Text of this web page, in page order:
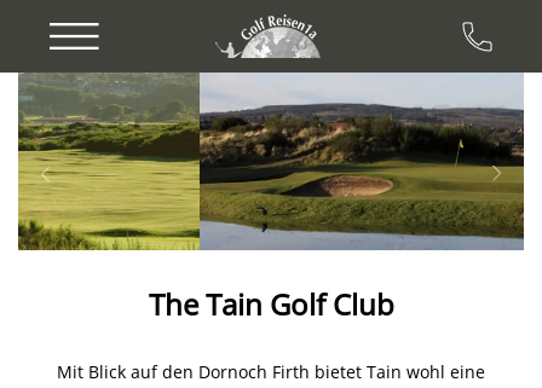
Previous
The Tain Golf Club
Mit Blick auf den Dornoch Firth bietet Tain wohl eine